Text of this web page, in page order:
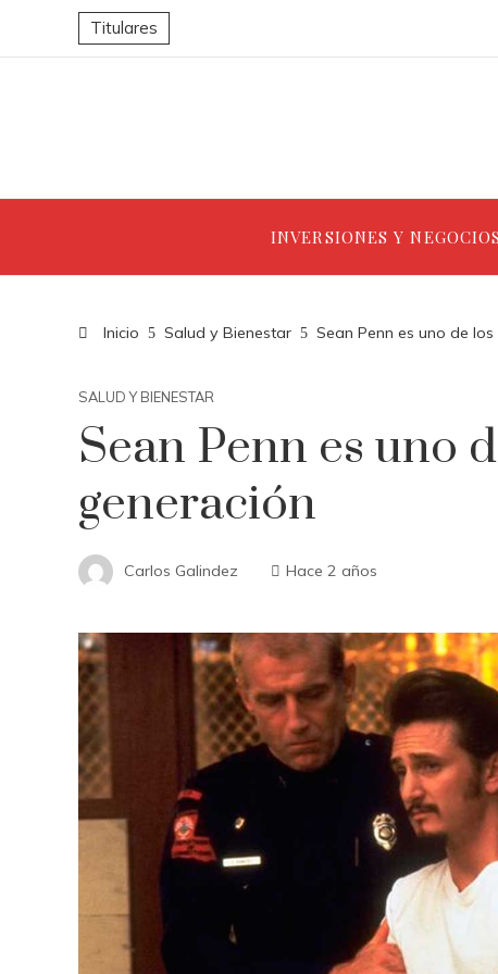
Titulares
INVERSIONES Y
Inicio Salud y Bienestar Sean Penn es uno de
SALUD Y BIENESTAR
Sean Penn es uno
generación
Carlos Galindez Hace 2 años